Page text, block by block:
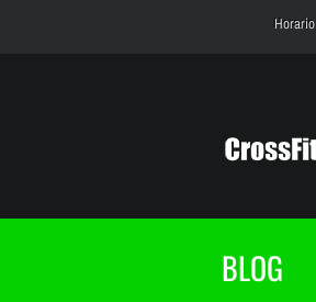
Horario
BLOG